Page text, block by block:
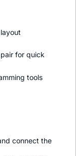
for quick
tools
connect the